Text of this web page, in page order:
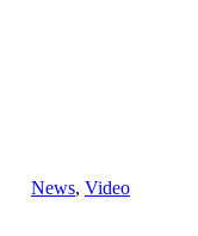
News, Video